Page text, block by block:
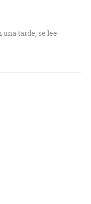
tarde, se lee